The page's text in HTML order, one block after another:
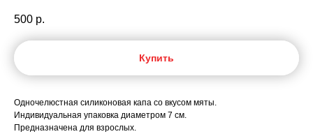
500 р.
Купить
Одночелюстная силиконовая капа со вкусом мяты.
Индивидуальная упаковка диаметром 7 см.
Предназначена для взрослых.